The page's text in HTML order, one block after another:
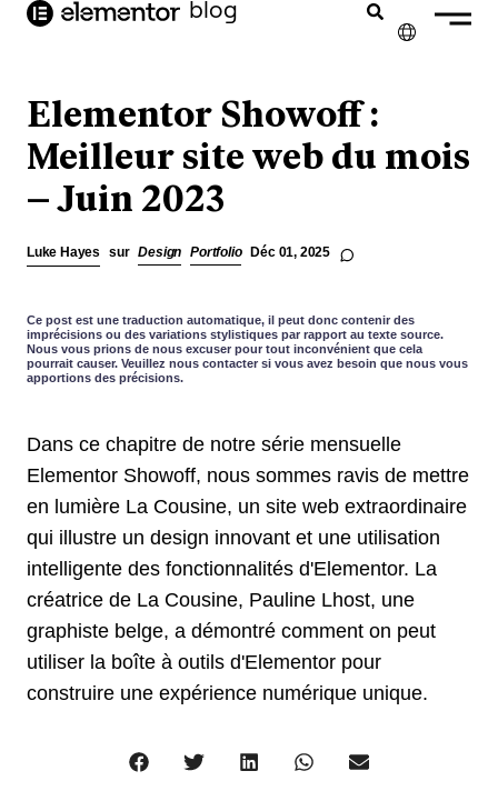
principal
blog
ENGLISH
NEDERLANDS
ITALIANO
Elementor Showoff :
Meilleur site web du mois
– Juin 2023
Luke Hayes sur Design Portfolio Déc 01, 2025
Ce post est une traduction automatique, il peut donc contenir des
imprécisions ou des variations stylistiques par rapport au texte source.
Nous vous prions de nous excuser pour tout inconvénient que cela
pourrait causer. Veuillez nous contacter si vous avez besoin que nous vous
apportions des précisions.
Dans ce chapitre de notre série mensuelle
Elementor Showoff, nous sommes ravis de mettre
en lumière La Cousine, un site web extraordinaire
qui illustre un design innovant et une utilisation
intelligente des fonctionnalités d'Elementor. La
créatrice de La Cousine, Pauline Lhost, une
graphiste belge, a démontré comment on peut
utiliser la boîte à outils d'Elementor pour
construire une expérience numérique unique.